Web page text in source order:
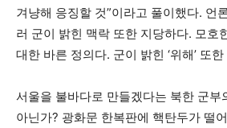
겨냥해 응징할 것”이라고 풀이했다. 언
러 군이 밝힌 맥락 또한 지당하다. 모호
대한 바른 정의다. 군이 밝힌 ‘위해’ 또
서울을 불바다로 만들겠다는 북한 군부
아닌가? 광화문 한복판에 핵탄두가 떨